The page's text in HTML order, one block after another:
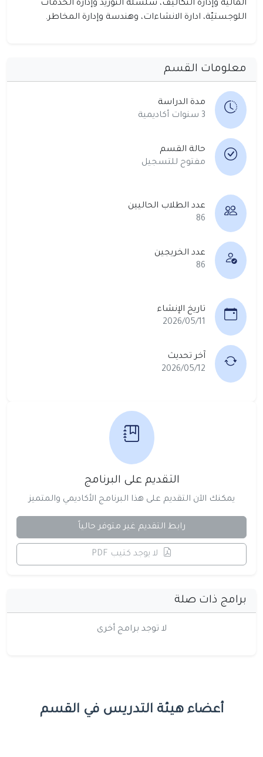
المالية وإدارة التكاليف، سلسلة التوريد وإدارة الخدمات
اللوجستيّة، ادارة الانشاءات، وهندسة وإدارة المخاطر.
معلومات القسم
مدة الدراسة
3 سنوات أكاديمية
حالة القسم
مفتوح للتسجيل
عدد الطلاب الحاليين
86
عدد الخريجين
86
تاريخ الإنشاء
2026/05/11
آخر تحديث
2026/05/12
التقديم على البرنامج
يمكنك الآن التقديم على هذا البرنامج الأكاديمي والمتميز
رابط التقديم غير متوفر حالياً
لا يوجد كتيب PDF
برامج ذات صلة
لا توجد برامج أخرى
أعضاء هيئة التدريس في القسم